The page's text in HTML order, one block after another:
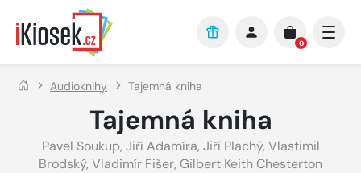
Přejít na hlavní obsah
0
Audioknihy Tajemná kniha
Tajemná kniha
Pavel Soukup, Jiří Adamíra, Jiří Plachý, Vlastimil
Brodský, Vladimír Fišer, Gilbert Keith Chesterton